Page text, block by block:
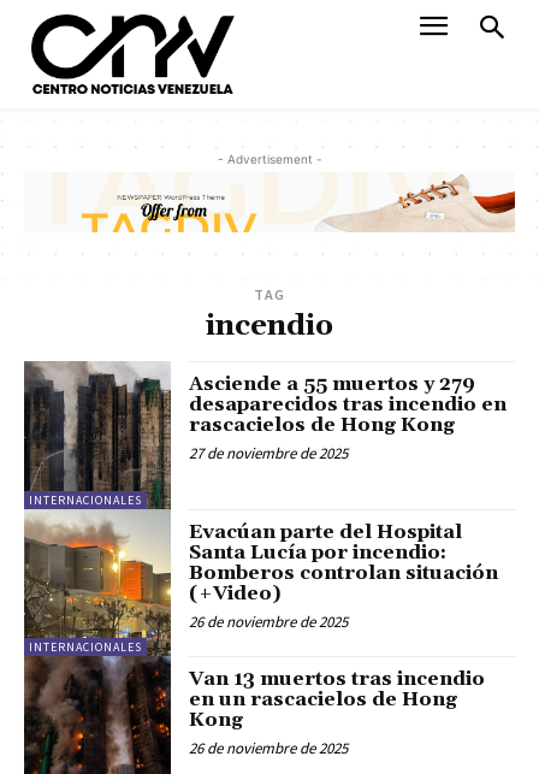
- Advertisement -
TAG
incendio
INTERNACIONALES
Asciende a 55 muertos y 279
desaparecidos tras incendio en
rascacielos de Hong Kong
27 de noviembre de 2025
INTERNACIONALES
Evacúan parte del Hospital
Santa Lucía por incendio:
Bomberos controlan situación
(+Video)
26 de noviembre de 2025
Van 13 muertos tras incendio
en un rascacielos de Hong
Kong
26 de noviembre de 2025